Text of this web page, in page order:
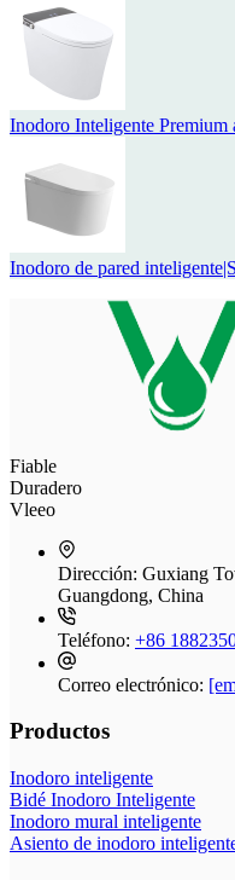
Inodoro Inteligente
Inodoro de pared
Fiable
Duradero
Vleeo
Dirección: Guxiang
Guangdong, China
Teléfono: +86
Correo electrónico:
Productos
Inodoro inteligente
Bidé Inodoro Inteligente
Inodoro mural inteligente
Asiento de inodoro